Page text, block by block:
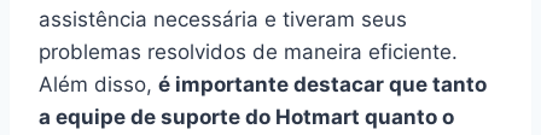
assistência necessária e tiveram seus
problemas resolvidos de maneira eficiente.
Além disso, é importante destacar que tanto
a equipe de suporte do Hotmart quanto o